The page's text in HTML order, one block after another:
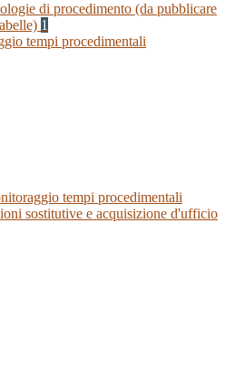
di procedimento (da pubblicare
1
tempi procedimentali
tempi procedimentali
sostitutive e acquisizione d'ufficio